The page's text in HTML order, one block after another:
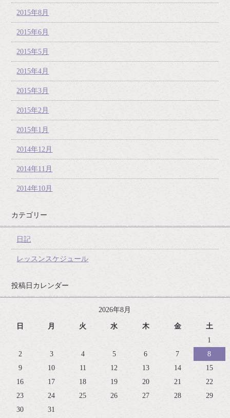
2015年8月
2015年6月
2015年5月
2015年4月
2015年3月
2015年2月
2015年1月
2014年12月
2014年11月
2014年10月
カテゴリー
日記
レッスンスケジュール
投稿日カレンダー
2026年8月
日 月 火 水 木 金
土
1
2
3 4 5 6 7
8
9
10 11 12 13 14
15
16
17 18 19 20 21
22
23
24 25 26 27 28
29
30
31